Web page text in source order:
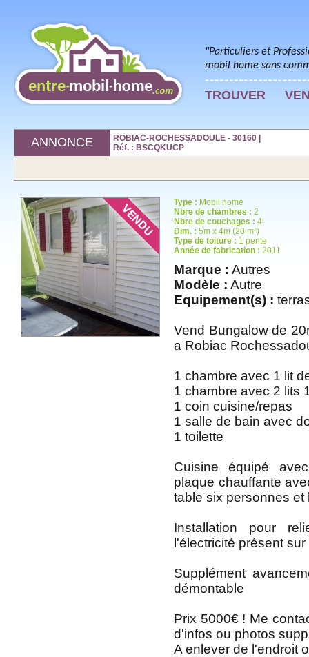
"Particuliers et
mobil home sans
TROUVER
ANNONCE
ROBIAC-ROCHESSADOULE - 30160 |
Réf. : BSCQKUCP
Type : Mobil home
Nbre de chambres : 2
Nbre de couchages : 4
Dim. : 5m x 4m (20 m²)
Type de toiture : 1 pente
Année de fabrication : 2011
Marque : Autres
Modèle : Autre
Equipement(s) :
Vend Bungalow de
a Robiac
1 chambre avec 1 lit
1 chambre avec 2 lits
1 coin cuisine/repas
1 salle de bain avec
1 toilette
Cuisine équipé
plaque chauffante
table six personnes et
Installation pour
l'électricité présent
Supplément
démontable
Prix 5000€ ! Me
d'infos ou photos
A enlever de l'endroit